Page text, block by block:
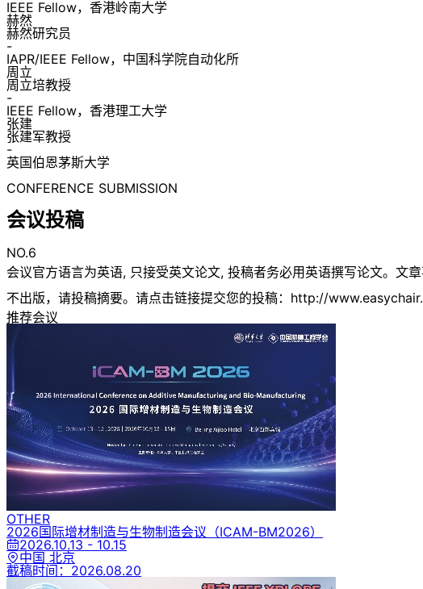
IEEE Fellow，香港岭南大学
赫然
赫然研究员
-
IAPR/IEEE Fellow，中国科学院自动化所
周立
周立培教授
-
IEEE Fellow，香港理工大学
张建
张建军教授
-
英国伯恩茅斯大学
CONFERENCE SUBMISSION
会议投稿
NO.6
会议官方语言为英语, 只接受英文论文, 投稿者务必用英语撰写论文。文
不出版，请投稿摘要。请点击链接提交您的投稿：http://
推荐会议
OTHER
2026国际增材制造与生物制造会议 （ICAM-BM2026）
2026.10.13 - 10.15
中国 北京
截稿时间： 2026.08.20